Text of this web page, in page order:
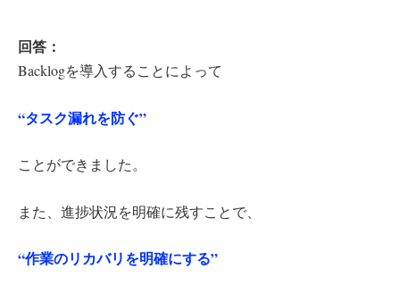
回答：
Backlogを導入することによって
“タスク漏れを防ぐ”
ことができました。
また、進捗状況を明確に残すことで、
“作業のリカバリを明確にする”